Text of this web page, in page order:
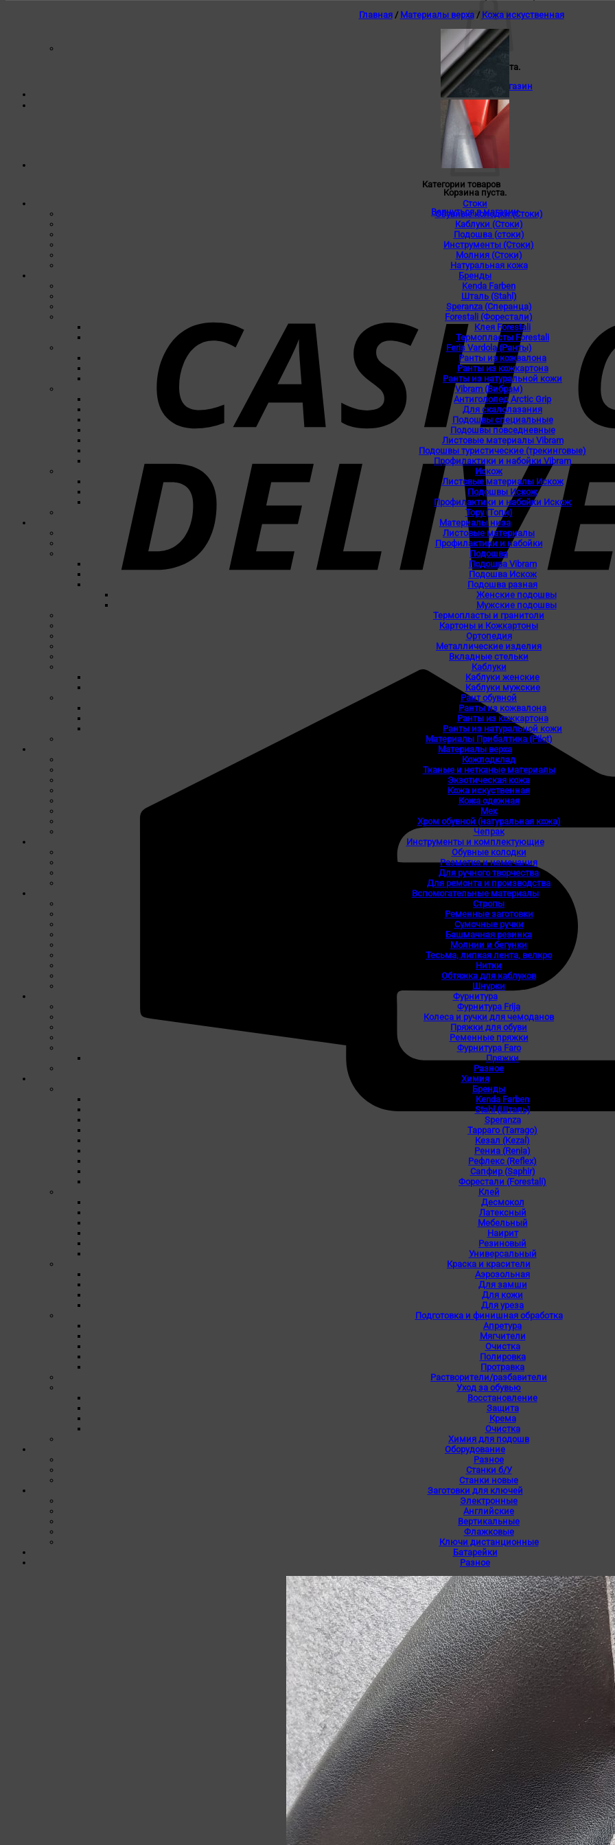
Корзина пуста.
Вернуться в магазин
Корзина
Корзина пуста.
Вернуться в магазин
Главная / Материалы верха / Кожа искуственная
Категории товаров
Стоки
Обувные колодки (Стоки)
Каблуки (Стоки)
Подошва (стоки)
Инструменты (Стоки)
Молния (Стоки)
Натуральная кожа
Бренды
Kenda Farben
Шталь (Stahl)
Speranza (Сперанца)
Forestali (Форестали)
Клея Forestali
Термопласты Forestali
Feris Vardola (Ранты)
Ранты из кожвалона
Ранты из кожкартона
Ранты из натуральной кожи
Vibram (Вибрам)
Антигололед Arctic Grip
Для скалолазания
Подошвы специальные
Подошвы повседневные
Листовые материалы Vibram
Подошвы туристические (трекинговые)
Профилактики и набойки Vibram
Искож
Листовые материалы Искож
Подошвы Искож
Профилактики и набойки Искож
Topy (Топи)
Материалы низа
Листовые материалы
Профилактики и набойки
Подошва
Подошва Vibram
Подошва Искож
Подошва разная
Женские подошвы
Мужские подошвы
Термопласты и гранитоли
Картоны и Кожкартоны
Ортопедия
Металлические изделия
Вкладные стельки
Каблуки
Каблуки женские
Каблуки мужские
Рант обувной
Ранты из кожвалона
Ранты из кожкартона
Ранты из натуральной кожи
Материалы Прибалтика (Pilot)
Материалы верха
Кожподклад
Тканые и нетканые материалы
Экзотическая кожа
Кожа искуственная
Кожа одежная
Мех
Хром обувной (натуральная кожа)
Чепрак
Инструменты и комплектующие
Обувные колодки
Разметка и намечания
Для ручного творчества
Для ремонта и производства
Вспомогательные материалы
Стропы
Ременные заготовки
Сумочные ручки
Башмачная резинка
Молнии и бегунки
Тесьма, липкая лента, велкро
Нитки
Обтяжка для каблуков
Шнурки
Фурнитура
Фурнитура Frija
Колеса и ручки для чемоданов
Пряжки для обуви
Ременные пряжки
Фурнитура Faro
Пряжки
Разное
Химия
Бренды
Kenda Farben
Stahl (Шталь)
Speranza
Тарраго (Tarrago)
Кезал (Kezal)
Рениа (Renia)
Рефлекс (Reflex)
Сапфир (Saphir)
Форестали (Forestali)
Клей
Десмокол
Латексный
Мебельный
Наирит
Резиновый
Универсальный
Краска и красители
Аэрозольная
Для замши
Для кожи
Для уреза
Подготовка и финишная обработка
Апретура
Мягчители
Очистка
Полировка
Протравка
Растворители/разбавители
Уход за обувью
Восстановление
Защита
Крема
Очистка
Химия для подошв
Оборудование
Разное
Станки б/У
Станки новые
Заготовки для ключей
Электронные
Английские
Вертикальные
Флажковые
Ключи дистанционные
Батарейки
Разное